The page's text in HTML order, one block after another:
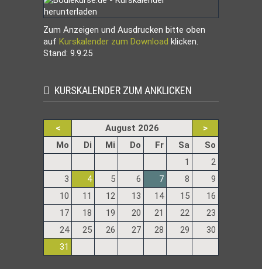
Zum Anzeigen und Ausdrucken bitte oben
auf Kurskalender zum Download klicken.
Stand: 9.9.25
KURSKALENDER ZUM ANKLICKEN
< August 2026
>
Mo ntagDi enstag
Mi ttwoch
Do nnerstag
FreitagSa mstag
So
1
2
3
4 5 6 7 8
9
10
11 12 13 14 15
16
17
18 19 20 21 22
23
24
25 26 27 28 29
30
31